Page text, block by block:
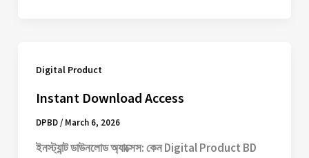
Digital Product
Instant Download Access
DPBD/ March 6, 2026
ইনস্ট্যান্ট ডাউনলোড অ্যাক্সেস: কেন Digital Product BD